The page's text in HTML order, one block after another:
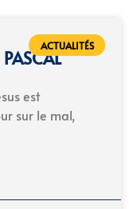
ACTUALITÉS
PASCAL
est
sur le mal,